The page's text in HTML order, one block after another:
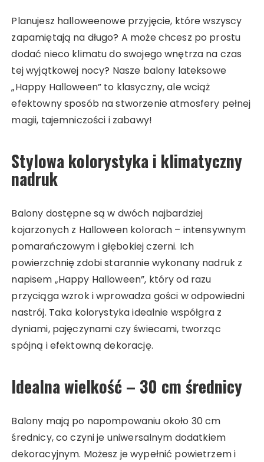
Planujesz halloweenowe przyjęcie, które wszyscy
zapamiętają na długo? A może chcesz po prostu
dodać nieco klimatu do swojego wnętrza na czas
tej wyjątkowej nocy? Nasze balony lateksowe
„Happy Halloween” to klasyczny, ale wciąż
efektowny sposób na stworzenie atmosfery pełnej
magii, tajemniczości i zabawy!
Stylowa kolorystyka i klimatyczny
nadruk
Balony dostępne są w dwóch najbardziej
kojarzonych z Halloween kolorach – intensywnym
pomarańczowym i głębokiej czerni. Ich
powierzchnię zdobi starannie wykonany nadruk z
napisem „Happy Halloween”, który od razu
przyciąga wzrok i wprowadza gości w odpowiedni
nastrój. Taka kolorystyka idealnie współgra z
dyniami, pajęczynami czy świecami, tworząc
spójną i efektowną dekorację.
Idealna wielkość – 30 cm średnicy
Balony mają po napompowaniu około 30 cm
średnicy, co czyni je uniwersalnym dodatkiem
dekoracyjnym. Możesz je wypełnić powietrzem i